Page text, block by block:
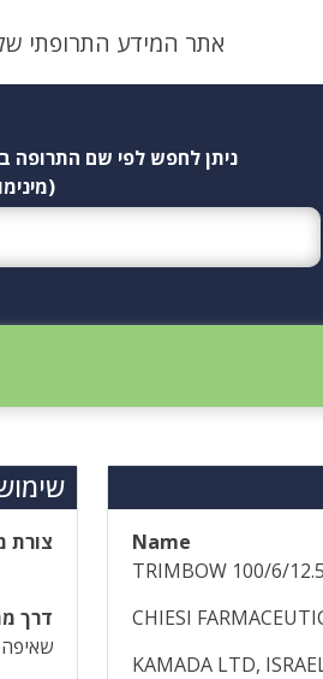
אתר המידע התרופתי
ניתן לחפש לפי שם התרופה
(מינימום 3
Name
TRIMBOW 100/6/12.5
CHIESI
KAMADA LTD,
צורת
דרך
שאיפה